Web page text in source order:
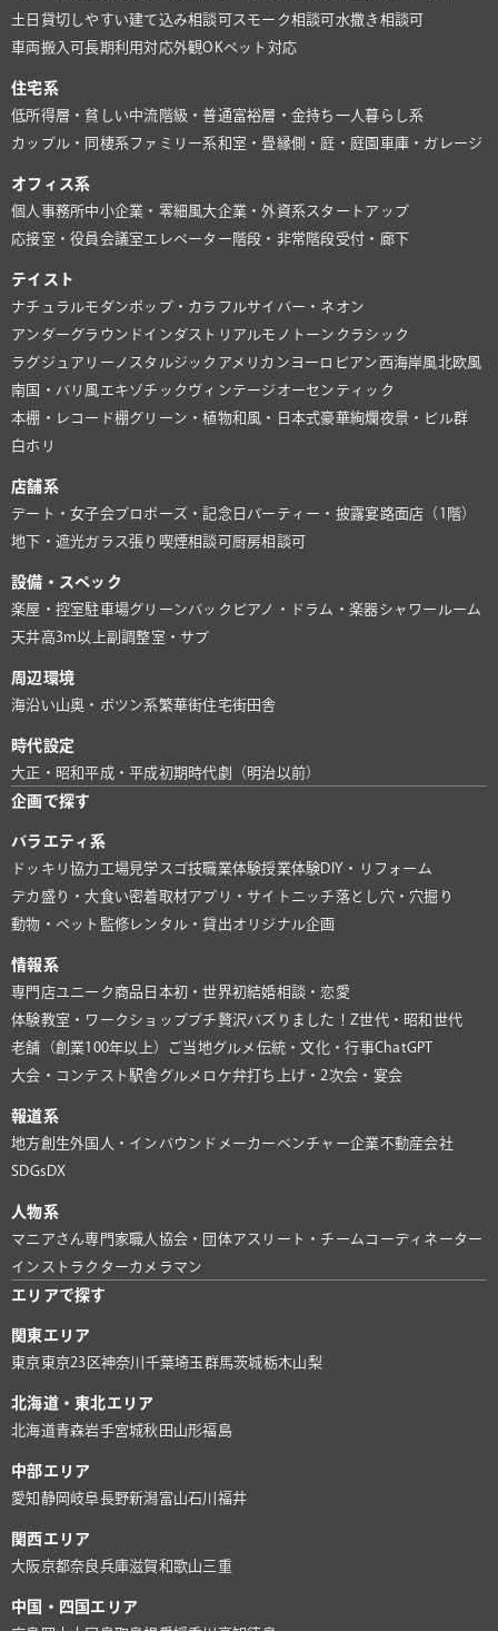
土日貸切しやすい建て込み相談可 スモーク相談可 水撒き相談可
車両搬入可長期利用対応外観OKペット対応
住宅系
低所得層・貧しい中流階級・普通富裕層・金持ち 一人暮らし系
カップル・同棲系ファミリー系和室・畳縁側・庭・庭園 車庫・ガレージ
オフィス系
個人事務所中小企業・零細風大企業・外資系スタートアップ
応接室・役員会議室 エレベーター 階段・非常階段受付・廊下
テイスト
ナチュラルモダンポップ・カラフルサイバー・ネオン
アンダーグラウンド インダストリアルモノトーン クラシック
ラグジュアリー ノスタルジック アメリカン ヨーロピアン 西海岸風北欧風
南国・バリ風 エキゾチック ヴィンテージ オーセンティック
本棚・レコード棚グリーン・植物和風・日本式豪華絢爛夜景・ビル群
白ホリ
店舗系
デート・女子会プロポーズ・記念日 パーティー・披露宴路面店（1階）
地下・遮光ガラス張り 喫煙相談可 厨房相談可
設備・スペック
楽屋・控室駐車場グリーンバック ピアノ・ドラム・楽器シャワールーム
天井高3m以上副調整室・サブ
周辺環境
海沿い山奥・ポツン系繁華街住宅街田舎
時代設定
大正・昭和平成・平成初期時代劇（明治以前）
企画で探す
バラエティ系
ドッキリ協力 工場見学 スゴ技職業体験授業体験 DIY・リフォーム
デカ盛り・大食い密着取材アプリ・サイト ニッチ落とし穴・穴掘り
動物・ペット 監修 レンタル・貸出オリジナル企画
情報系
専門店ユニーク商品 日本初・世界初結婚相談・恋愛
体験教室・ワークショッププチ贅沢バズりました！ Z世代・昭和世代
老舗（創業100年以上）
ご当地グルメ 伝統・文化・行事ChatGPT
大会・コンテスト 駅舎グルメ ロケ弁打ち上げ・2次会・宴会
報道系
地方創生外国人・インバウンド メーカー ベンチャー企業不動産会社
SDGs DX
人物系
マニアさん専門家 職人 協会・団体アスリート・チーム コーディネーター
インストラクターカメラマン
エリアで探す
関東エリア
東京 東京23区神奈川 千葉埼玉群馬茨城栃木山梨
北海道・東北エリア
北海道青森岩手宮城秋田 山形福島
中部エリア
愛知 静岡 岐阜長野新潟富山石川 福井
関西エリア
大阪京都奈良兵庫滋賀和歌山 三重
中国・四国エリア